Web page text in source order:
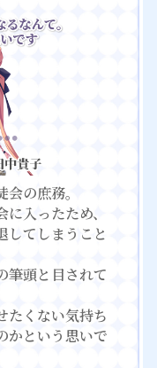
の庶務。
入ったため、
してしまうこと
筆頭と目されて
たくない気持ち
かという思いで